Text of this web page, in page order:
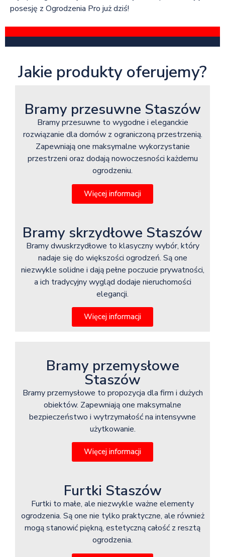
posesję z Ogrodzenia Pro już dziś!
Jakie produkty oferujemy?
Bramy przesuwne Staszów
Bramy przesuwne to wygodne i eleganckie
rozwiązanie dla domów z ograniczoną przestrzenią.
Zapewniają one maksymalne wykorzystanie
przestrzeni oraz dodają nowoczesności każdemu
ogrodzeniu.
Więcej informacji
Bramy skrzydłowe Staszów
Bramy dwuskrzydłowe to klasyczny wybór, który
nadaje się do większości ogrodzeń. Są one
niezwykle solidne i dają pełne poczucie prywatności,
a ich tradycyjny wygląd dodaje nieruchomości
elegancji.
Więcej informacji
Bramy przemysłowe
Staszów
Bramy przemysłowe to propozycja dla firm i dużych
obiektów. Zapewniają one maksymalne
bezpieczeństwo i wytrzymałość na intensywne
użytkowanie.
Więcej informacji
Furtki Staszów
Furtki to małe, ale niezwykle ważne elementy
ogrodzenia. Są one nie tylko praktyczne, ale również
mogą stanowić piękną, estetyczną całość z resztą
ogrodzenia.